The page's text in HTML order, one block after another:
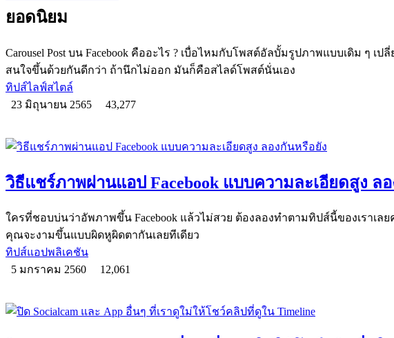
ยอดนิยม
Carousel Post บน Facebook คืออะไร ? เบื่อไหมกับโพสต์อัลบั้มรูปภาพแบบเดิม ๆ เป
สนใจขึ้นด้วยกันดีกว่า ถ้านึกไม่ออก มันก็คือสไลด์โพสต์นั่นเอง
ทิปส์ไลฟ์สไตล์
23 มิถุนายน 2565
43,277
วิธีแชร์ภาพผ่านแอป Facebook แบบความละเอียดสูง ล
ใครที่ชอบบ่นว่าอัพภาพขึ้น Facebook แล้วไม่สวย ต้องลองทำตามทิปส์นี้ของเราเล
คุณจะงามขึ้นแบบผิดหูผิดตากันเลยทีเดียว
ทิปส์แอปพลิเคชัน
5 มกราคม 2560
12,061